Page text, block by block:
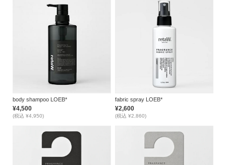
body shampoo LOEB*
¥4,500
(税込 ¥4,950)
fabric spray LOEB*
¥2,600
(税込 ¥2,860)